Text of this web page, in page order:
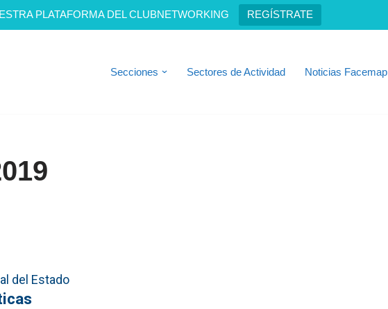
PLATAFORMA DEL CLUBNETWORKING REGÍSTRATE
Secciones Sectores de Actividad Noticias Facemap
del Estado